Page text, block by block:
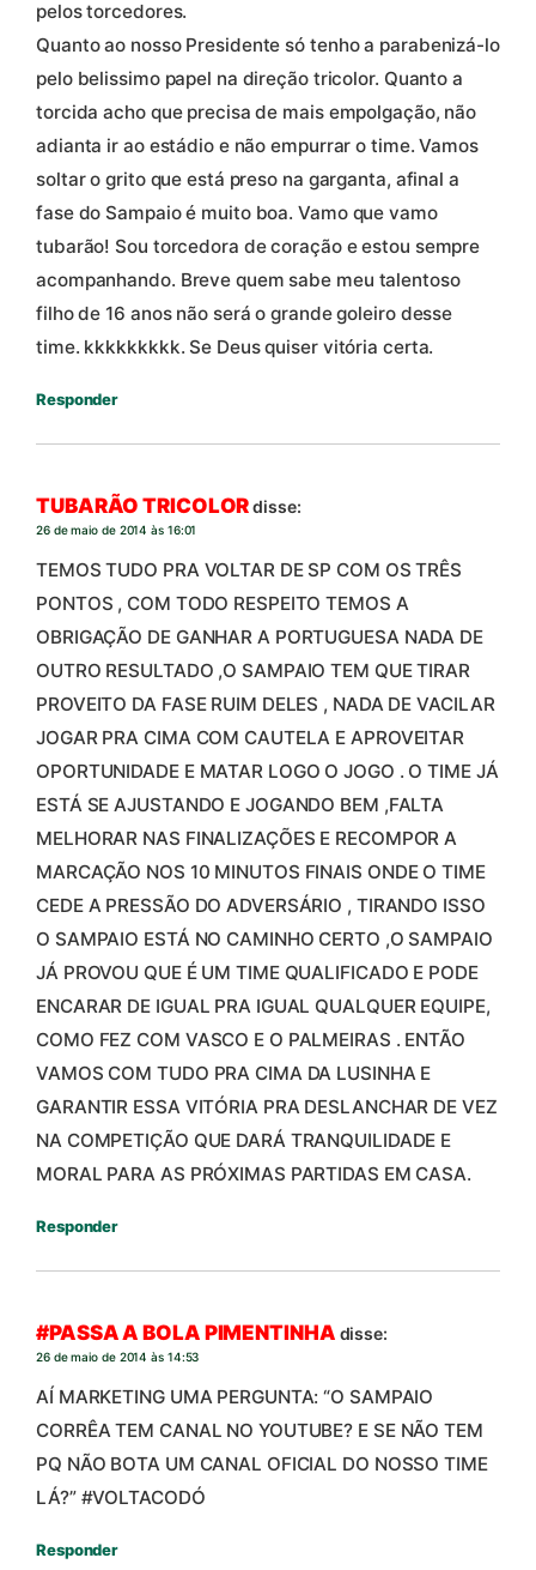
pelos torcedores.
Quanto ao nosso Presidente só tenho a parabenizá-lo
pelo belissimo papel na direção tricolor. Quanto a
torcida acho que precisa de mais empolgação, não
adianta ir ao estádio e não empurrar o time. Vamos
soltar o grito que está preso na garganta, afinal a
fase do Sampaio é muito boa. Vamo que vamo
tubarão! Sou torcedora de coração e estou sempre
acompanhando. Breve quem sabe meu talentoso
filho de 16 anos não será o grande goleiro desse
time. kkkkkkkkk. Se Deus quiser vitória certa.
Responder
TUBARÃO TRICOLORdisse:
26 de maio de 2014 às 16:01
TEMOS TUDO PRA VOLTAR DE SP COM OS TRÊS
PONTOS , COM TODO RESPEITO TEMOS A
OBRIGAÇÃO DE GANHAR A PORTUGUESA NADA DE
OUTRO RESULTADO ,O SAMPAIO TEM QUE TIRAR
PROVEITO DA FASE RUIM DELES , NADA DE VACILAR
JOGAR PRA CIMA COM CAUTELA E APROVEITAR
OPORTUNIDADE E MATAR LOGO O JOGO . O TIME JÁ
ESTÁ SE AJUSTANDO E JOGANDO BEM ,FALTA
MELHORAR NAS FINALIZAÇÕES E RECOMPOR A
MARCAÇÃO NOS 10 MINUTOS FINAIS ONDE O TIME
CEDE A PRESSÃO DO ADVERSÁRIO , TIRANDO ISSO
O SAMPAIO ESTÁ NO CAMINHO CERTO ,O SAMPAIO
JÁ PROVOU QUE É UM TIME QUALIFICADO E PODE
ENCARAR DE IGUAL PRA IGUAL QUALQUER EQUIPE,
COMO FEZ COM VASCO E O PALMEIRAS . ENTÃO
VAMOS COM TUDO PRA CIMA DA LUSINHA E
GARANTIR ESSA VITÓRIA PRA DESLANCHAR DE VEZ
NA COMPETIÇÃO QUE DARÁ TRANQUILIDADE E
MORAL PARA AS PRÓXIMAS PARTIDAS EM CASA.
Responder
#PASSA A BOLA PIMENTINHA disse:
26 de maio de 2014 às 14:53
AÍ MARKETING UMA PERGUNTA: “O SAMPAIO
CORRÊA TEM CANAL NO YOUTUBE? E SE NÃO TEM
PQ NÃO BOTA UM CANAL OFICIAL DO NOSSO TIME
LÁ?” #VOLTACODÓ
Responder